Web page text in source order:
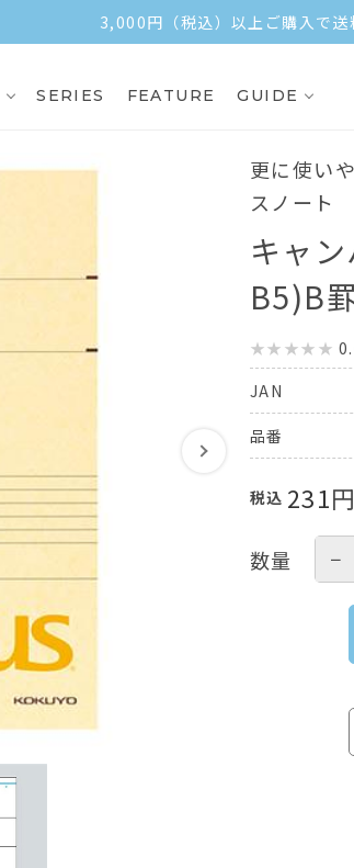
3,000円（税込）以上ご購入で送
SERIES FEATURE GUIDE
更に使い
スノート
キャ
B5)B
JAN
品番
税込 231円
数量 −